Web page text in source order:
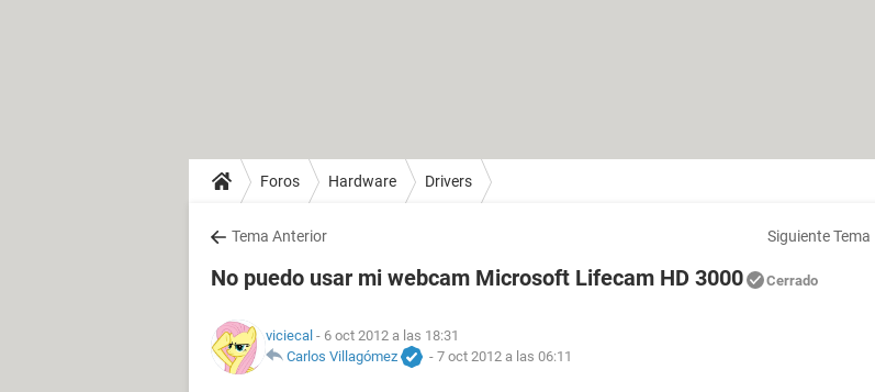
Foros Hardware Drivers
Tema Anterior Siguiente Tema
No puedo usar mi webcam Microsoft Lifecam HD 3000 Cerrado
viciecal - 6 oct 2012 a las 18:31
Carlos Villagómez
- 7 oct 2012 a las 06:11